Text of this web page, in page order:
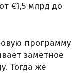
€1,5 млрд до
программу
заметное
Тогда же